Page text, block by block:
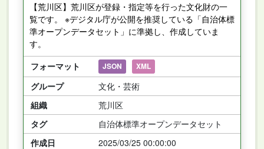
【荒川区】荒川区が登録・指定等を行った文化財の一
覧です。 ※デジタル庁が公開を推奨している「自治体標
準オープンデータセット」に準拠し、作成していま
す。
フォーマット
JSON XML
グループ
文化・芸術
組織
荒川区
タグ
自治体標準オープンデータセット
作成日
2025/03/25 00:00:00